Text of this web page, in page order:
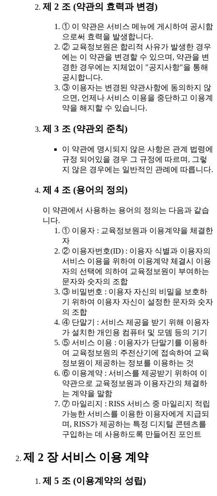
제 2 조 (약관의 효력과 변경)
① 이 약관은 서비스 메뉴에 게시하여 공시함
으로써 효력을 발생합니다.
② 교육정보원은 합리적 사유가 발생한 경우
에는 이 약관을 변경할 수 있으며, 약관을 변
경한 경우에는 지체없이 "공지사항"을 통해
공시합니다.
③ 이용자는 변경된 약관사항에 동의하지 않
으면, 언제나 서비스 이용을 중단하고 이용계
약을 해지할 수 있습니다.
제 3 조 (약관외 준칙)
이 약관에 명시되지 않은 사항은 관계 법령에
규정 되어있을 경우 그 규정에 따르며, 그렇
지 않은 경우에는 일반적인 관례에 따릅니다.
제 4 조 (용어의 정의)
이 약관에서 사용하는 용어의 정의는 다음과 같습
니다.
① 이용자 : 교육정보원과 이용계약을 체결한
자
② 이용자번호(ID) : 이용자 식별과 이용자의
서비스 이용을 위하여 이용계약 체결시 이용
자의 선택에 의하여 교육정보원이 부여하는
문자와 숫자의 조합
③ 비밀번호 : 이용자 자신의 비밀을 보호하
기 위하여 이용자 자신이 설정한 문자와 숫자
의 조합
④ 단말기 : 서비스 제공을 받기 위해 이용자
가 설치한 개인용 컴퓨터 및 모뎀 등의 기기
⑤ 서비스 이용 : 이용자가 단말기를 이용하
여 교육정보원의 주전산기에 접속하여 교육
정보원이 제공하는 정보를 이용하는 것
⑥ 이용계약 : 서비스를 제공받기 위하여 이
약관으로 교육정보원과 이용자간의 체결하
는 계약을 말함
⑦ 마일리지 : RISS 서비스 중 마일리지 적립
가능한 서비스를 이용한 이용자에게 지급되
며, RISS가 제공하는 특정 디지털 콘텐츠를
구입하는 데 사용하도록 만들어진 포인트
제 2 장 서비스 이용 계약
제 5 조 (이용계약의 성립)